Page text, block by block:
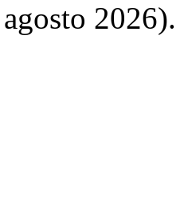
2026).